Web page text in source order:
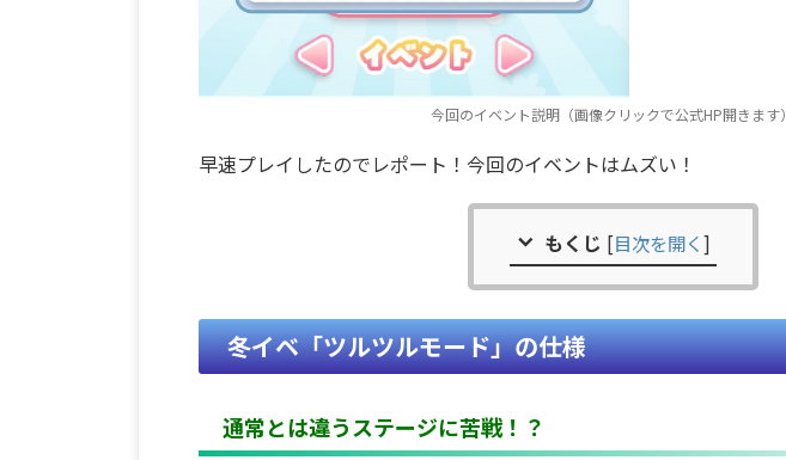
今回のイベント説明（画像クリックで公式HP開きます）
早速プレイしたのでレポート！今回のイベントはムズい！
もくじ [目次を開く]
冬イベ「ツルツルモード」の仕様
通常とは違うステージに苦戦！？